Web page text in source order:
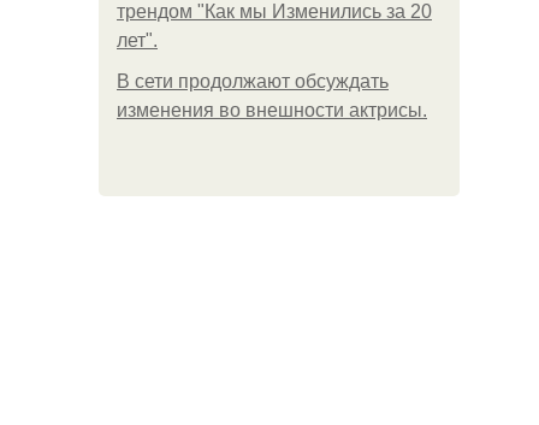
трендом "Как мы Изменились за 20
лет".
В сети продолжают обсуждать
изменения во внешности актрисы.